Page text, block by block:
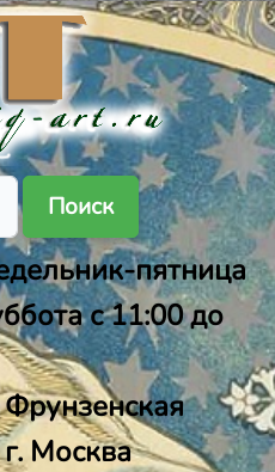
Поиск
пятница
с 11:00 до
Москва